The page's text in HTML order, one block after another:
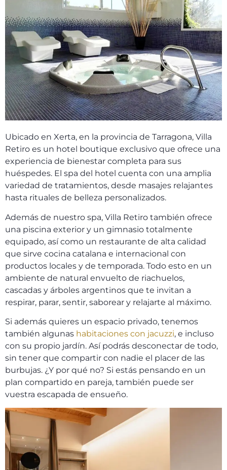
Ubicado en Xerta, en la provincia de Tarragona, Villa
Retiro es un hotel boutique exclusivo que ofrece una
experiencia de bienestar completa para sus
huéspedes. El spa del hotel cuenta con una amplia
variedad de tratamientos, desde masajes relajantes
hasta rituales de belleza personalizados.
Además de nuestro spa, Villa Retiro también ofrece
una piscina exterior y un gimnasio totalmente
equipado, así como un restaurante de alta calidad
que sirve cocina catalana e internacional con
productos locales y de temporada. Todo esto en un
ambiente de natural envuelto de riachuelos,
cascadas y árboles argentinos que te invitan a
respirar, parar, sentir, saborear y relajarte al máximo.
Si además quieres un espacio privado, tenemos
también algunas habitaciones con jacuzzi, e incluso
con su propio jardín. Así podrás desconectar de todo,
sin tener que compartir con nadie el placer de las
burbujas. ¿Y por qué no? Si estás pensando en un
plan compartido en pareja, también puede ser
vuestra escapada de ensueño.